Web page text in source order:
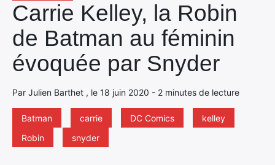
Carrie Kelley, la Robin
de Batman au féminin
évoquée par Snyder
Par Julien Barthet , le 18 juin 2020 - 2 minutes de lecture
Batman carrie DC Comics
kelley
Robin
snyder